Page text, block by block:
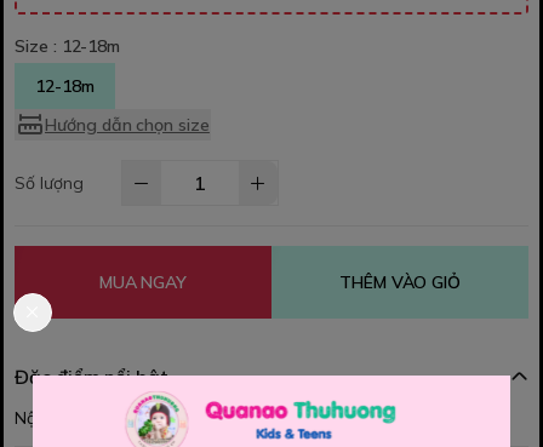
Size : 12-18m
12-18m
Hướng dẫn chọn size
Số lượng
MUA NGAY THÊM VÀO GIỎ
Đặc điểm nổi bật
Nội dung đang được cập nhật